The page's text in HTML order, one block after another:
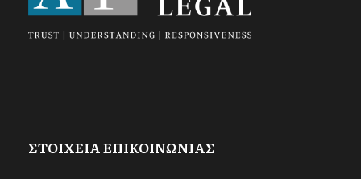
ΣΤΟΙΧΕΙΑ ΕΠΙΚΟΙΝΩΝΙΑΣ